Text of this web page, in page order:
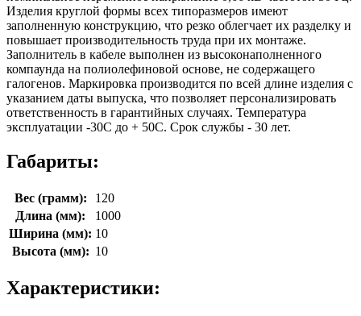
Изделия круглой формы всех типоразмеров имеют
заполненную конструкцию, что резко облегчает их разделку и
повышает производительность труда при их монтаже.
Заполнитель в кабеле выполнен из высоконаполненного
компаунда на полиолефиновой основе, не содержащего
галогенов. Маркировка производится по всей длине изделия с
указанием даты выпуска, что позволяет персонализировать
ответственность в гарантийных случаях. Температура
эксплуатации -30С до + 50С. Срок службы - 30 лет.
Габариты:
Вес (грамм):
120
Длина (мм):
1000
Ширина (мм): 10
Высота (мм): 10
Характеристики: